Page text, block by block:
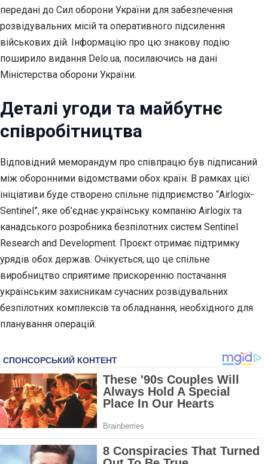
передані до Сил оборони України для забезпечення
розвідувальних місій та оперативного підсилення
військових дій. Інформацію про цю знакову подію
поширило видання Delo.ua, посилаючись на дані
Міністерства оборони України.
Деталі угоди та майбутнє
співробітництва
Відповідний меморандум про співпрацю був підписаний
між оборонними відомствами обох країн. В рамках цієї
ініціативи буде створено спільне підприємство “Airlogix-
Sentinel”, яке об’єднає українську компанію Airlogix та
канадського розробника безпілотних систем Sentinel
Research and Development. Проєкт отримає підтримку
урядів обох держав. Очікується, що це спільне
виробництво сприятиме прискоренню постачання
українським захисникам сучасних розвідувальних
безпілотних комплексів та обладнання, необхідного для
планування операцій.